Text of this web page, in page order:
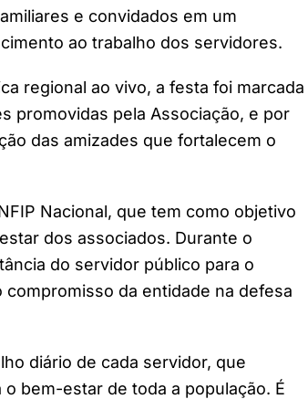
e convidados em um
ao trabalho dos servidores.
regional ao vivo, a festa foi marcada
promovidas pela Associação, e por
das amizades que fortalecem o
Nacional, que tem como objetivo
dos associados. Durante o
do servidor público para o
da entidade na defesa
diário de cada servidor, que
bem-estar de toda a população. É